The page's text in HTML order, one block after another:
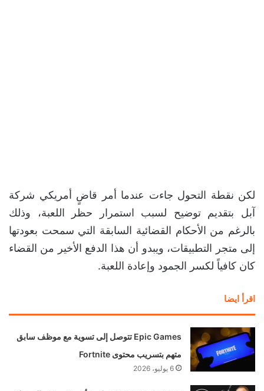
لكن نقطة التحول جاءت عندما أمر قاضٍ أمريكي شركة
آبل بتقديم توضيح لسبب استمرار حظر اللعبة، وذلك
بالرغم من الأحكام القضائية السابقة التي سمحت بعودتها
إلى متجر التطبيقات، ويبدو أن هذا الدفع الأخير من القضاء
كان كافياً لكسر الجمود وإعادة اللعبة.
اقرأ ايضا
Epic Games تتوصل إلى تسوية مع موظف سابق
متهم بتسريب محتوى Fortnite
6 يوليو، 2026